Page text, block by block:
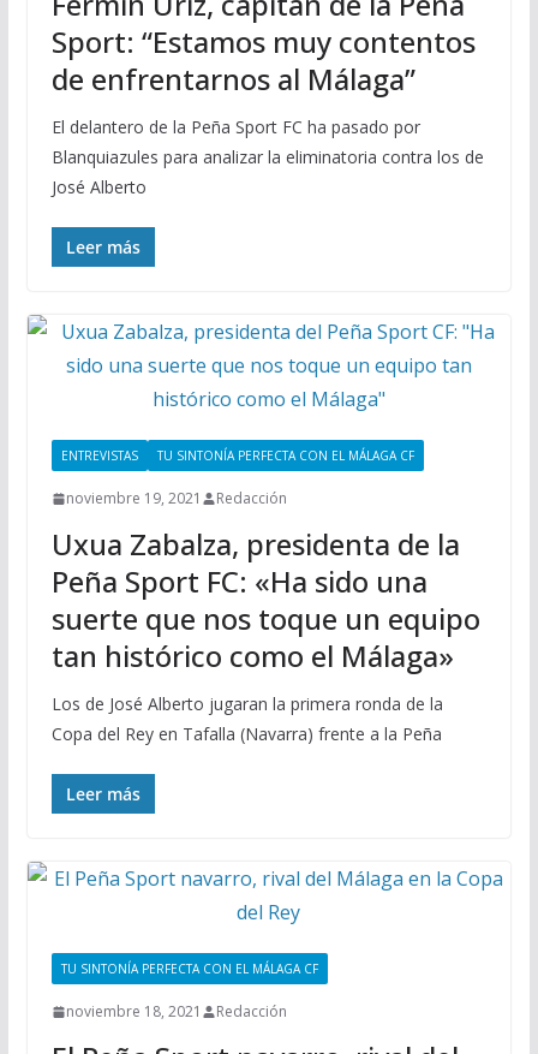
Sport: “Estamos muy contentos
de enfrentarnos al Málaga”
El delantero de la Peña Sport FC ha pasado por
Blanquiazules para analizar la eliminatoria contra los de
José Alberto
Leer más
ENTREVISTAS TU SINTONÍA PERFECTA CON EL MÁLAGA CF
noviembre 19, 2021 Redacción
Uxua Zabalza, presidenta de la
Peña Sport FC: «Ha sido una
suerte que nos toque un equipo
tan histórico como el Málaga»
Los de José Alberto jugaran la primera ronda de la
Copa del Rey en Tafalla (Navarra) frente a la Peña
Leer más
TU SINTONÍA PERFECTA CON EL MÁLAGA CF
noviembre 18, 2021 Redacción